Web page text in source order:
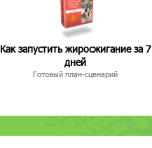
Как запустить жиросжигание за 7
дней
Готовый план-сценарий